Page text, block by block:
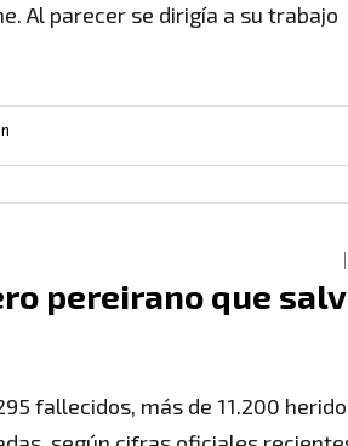
Al parecer se dirigía a su trabajo
pereirano que
fallecidos, más de 11.200